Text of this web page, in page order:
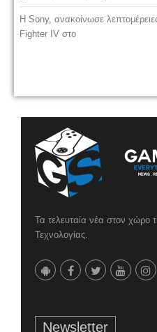
Η Sony, ανακοίνωσε
Fighter IV στο
Τα τελευταία νέα στον χώρο
Τεχνολογίας.
Newsletter